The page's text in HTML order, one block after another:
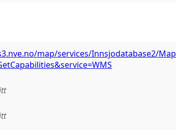
map/services/Innsjodatabase2/